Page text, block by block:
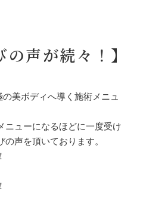
の声が続々！】
美ボディへ導く施術メニュ
ニューになるほどに一度受け
声を頂いております。